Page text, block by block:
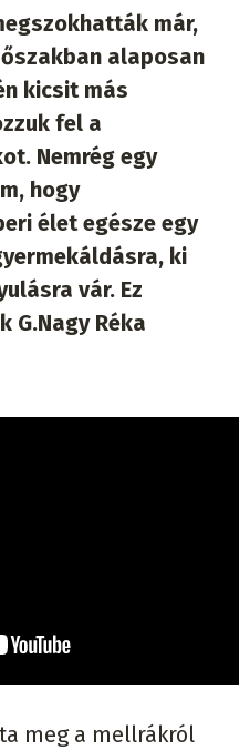
már,
alaposan
kicsit más
fel a
Nemrég egy
hogy
élet egésze egy
ki
vár. Ez
G.Nagy Réka
meg a mellrákról